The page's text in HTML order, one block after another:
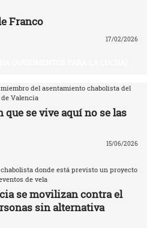
Franco
17/02/2026
del asentamiento chabolista del
Valencia
que se vive aquí no se las
15/06/2026
donde está previsto un proyecto
de vela
se movilizan contra el
sin alternativa